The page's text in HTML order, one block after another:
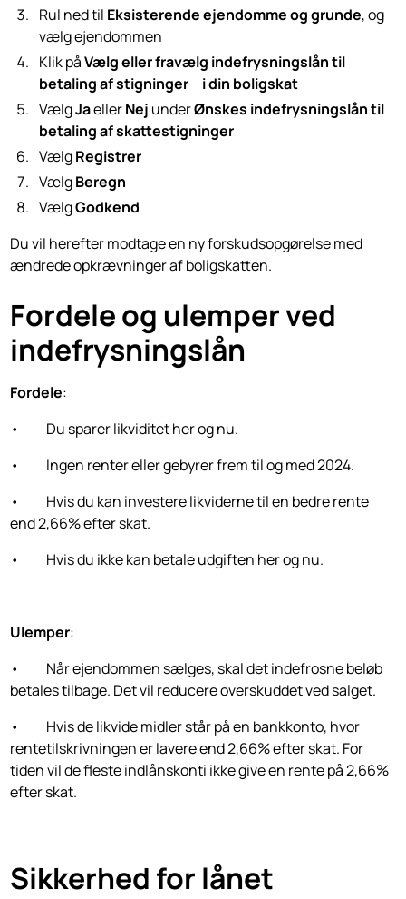
Rul ned til Eksisterende ejendomme og grunde, og
vælg ejendommen
Klik påVælg eller fravælg indefrysningslån til
betaling af stigninger i din boligskat
VælgJaellerNej underØnskes indefrysningslån til
betaling af skattestigninger
VælgRegistrer
VælgBeregn
VælgGodkend
Du vil herefter modtage en ny forskudsopgørelse med
ændrede opkrævninger af boligskatten.
Fordele og ulemper ved
indefrysningslån
Fordele:
• Du sparer likviditet her og nu.
• Ingen renter eller gebyrer frem til og med 2024.
• Hvis du kan investere likviderne til en bedre rente
end 2,66% efter skat.
• Hvis du ikke kan betale udgiften her og nu.
Ulemper:
• Når ejendommen sælges, skal det indefrosne beløb
betales tilbage. Det vil reducere overskuddet ved salget.
• Hvis de likvide midler står på en bankkonto, hvor
rentetilskrivningen er lavere end 2,66% efter skat. For
tiden vil de fleste indlånskonti ikke give en rente på 2,66%
efter skat.
Sikkerhed for lånet